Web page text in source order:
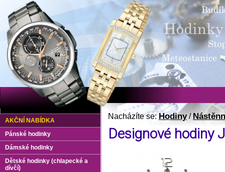
Nacházíte se:Hodiny/
Designové hodiny
AKČNÍ NABÍDKA
Pánské hodinky
Dámské hodinky
Dětské hodinky (chlapecké a
dívčí)